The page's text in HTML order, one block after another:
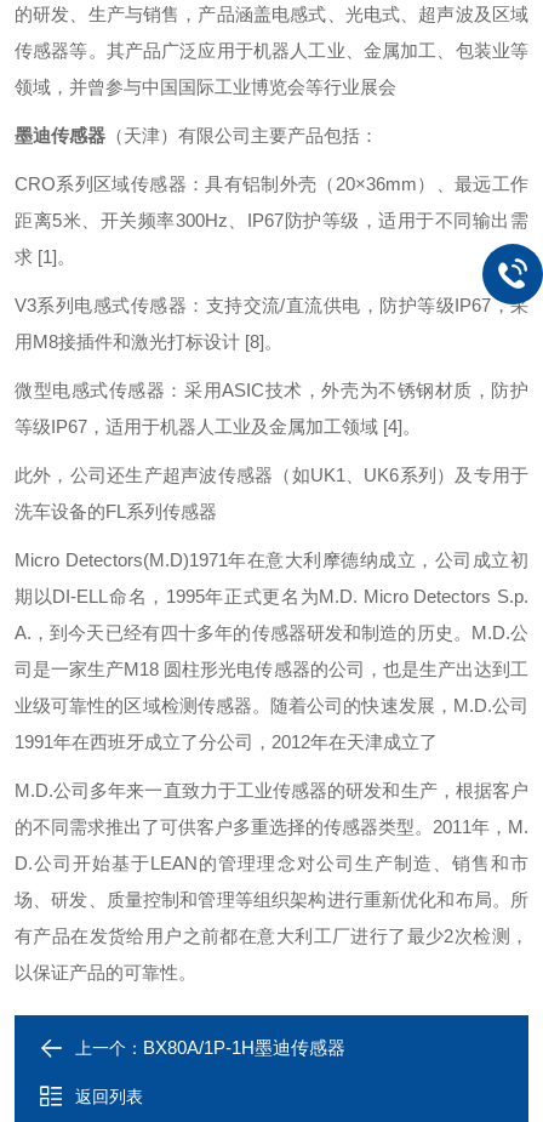
的研发、生产与销售，产品涵盖电感式、光电式、超声波及区域
传感器等。其产品广泛应用于机器人工业、金属加工、包装业等
领域，并曾参与中国国际工业博览会等行业展会
墨迪传感器 （天津）有限公司主要产品包括：
CRO系列区域传感器：具有铝制外壳（20×36mm）、最远工作
距离5米、开关频率300Hz、IP67防护等级，适用于不同输出需
求 [1]。
V3系列电感式传感器：支持交流/直流供电，防护等级IP67，采
用M8接插件和激光打标设计 [8]。
微型电感式传感器：采用ASIC技术，外壳为不锈钢材质，防护
等级IP67，适用于机器人工业及金属加工领域 [4]。
此外，公司还生产超声波传感器（如UK1、UK6系列）及专用于
洗车设备的FL系列传感器
Micro Detectors(M.D)1971年在意大利摩德纳成立，公司成立初
期以DI-ELL命名，1995年正式更名为M.D. Micro Detectors S.p.
A.，到今天已经有四十多年的传感器研发和制造的历史。M.D.公
司是一家生产M18 圆柱形光电传感器的公司，也是生产出达到工
业级可靠性的区域检测传感器。随着公司的快速发展，M.D.公司
1991年在西班牙成立了分公司，2012年在天津成立了
M.D.公司多年来一直致力于工业传感器的研发和生产，根据客户
的不同需求推出了可供客户多重选择的传感器类型。2011年，M.
D.公司开始基于LEAN的管理理念对公司生产制造、销售和市
场、研发、质量控制和管理等组织架构进行重新优化和布局。所
有产品在发货给用户之前都在意大利工厂进行了最少2次检测，
以保证产品的可靠性。
上一个： BX80A/1P-1H墨迪传感器
返回列表